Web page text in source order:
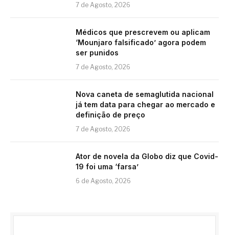
7 de Agosto, 2026
Médicos que prescrevem ou aplicam
‘Mounjaro falsificado’ agora podem
ser punidos
7 de Agosto, 2026
Nova caneta de semaglutida nacional
já tem data para chegar ao mercado e
definição de preço
7 de Agosto, 2026
Ator de novela da Globo diz que Covid-
19 foi uma ‘farsa’
6 de Agosto, 2026